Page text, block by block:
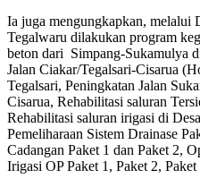
Ia juga mengungkapkan, melalui
Tegalwaru dilakukan program
beton dari Simpang-Sukamulya
Jalan Ciakar/Tegalsari-Cisarua
Tegalsari, Peningkatan Jalan
Cisarua, Rehabilitasi saluran
Rehabilitasi saluran irigasi di
Pemeliharaan Sistem Drainase
Cadangan Paket 1 dan Paket 2,
Irigasi OP Paket 1, Paket 2,